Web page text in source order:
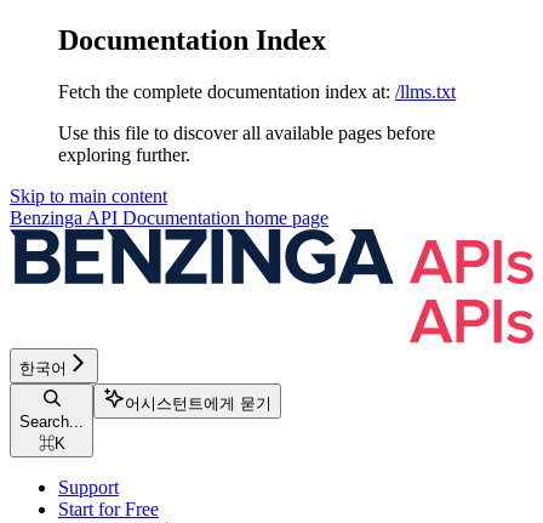
Documentation Index
Fetch the complete documentation index at: /llms.txt
Use this file to discover all available pages before
exploring further.
Skip to main content
Benzinga API Documentation home page
한국어
Search...
⌘K
어시스턴트에게 묻기
Support
Start for Free